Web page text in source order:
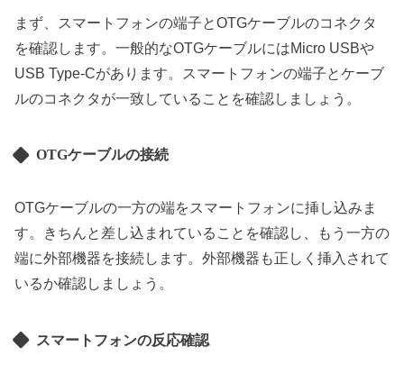
まず、スマートフォンの端子とOTGケーブルのコネクタ
を確認します。一般的なOTGケーブルにはMicro USBや
USB Type-Cがあります。スマートフォンの端子とケーブ
ルのコネクタが一致していることを確認しましょう。
OTGケーブルの接続
OTGケーブルの一方の端をスマートフォンに挿し込みま
す。きちんと差し込まれていることを確認し、もう一方の
端に外部機器を接続します。外部機器も正しく挿入されて
いるか確認しましょう。
スマートフォンの反応確認